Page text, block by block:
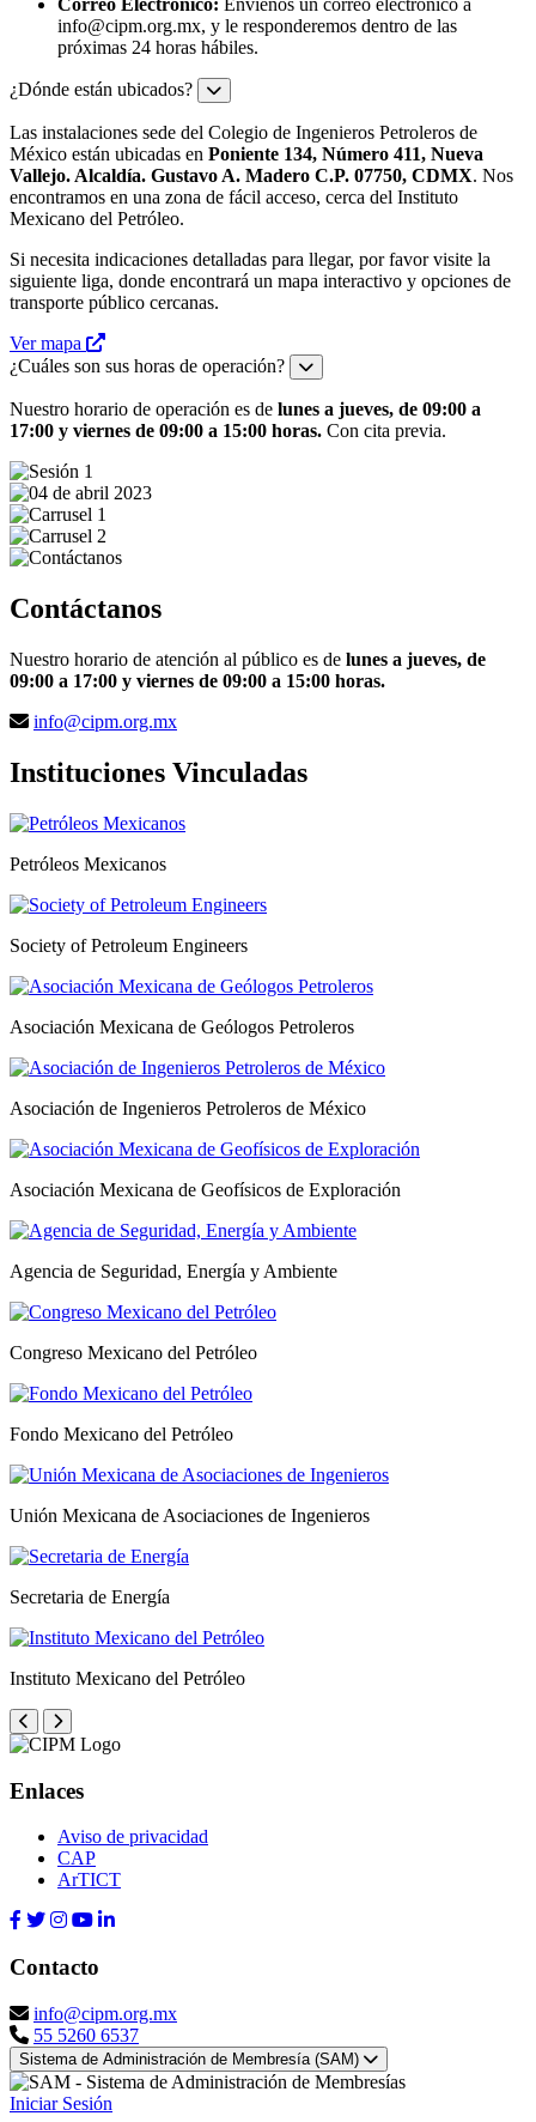
Correo Electrónico: Envíenos un correo electrónico a
info@cipm.org.mx, y le responderemos dentro de las
próximas 24 horas hábiles.
¿Dónde están ubicados?
Las instalaciones sede del Colegio de Ingenieros Petroleros de
México están ubicadas en Poniente 134, Número 411, Nueva
Vallejo. Alcaldía. Gustavo A. Madero C.P. 07750, CDMX. Nos
encontramos en una zona de fácil acceso, cerca del Instituto
Mexicano del Petróleo.
Si necesita indicaciones detalladas para llegar, por favor visite la
siguiente liga, donde encontrará un mapa interactivo y opciones de
transporte público cercanas.
Ver mapa
¿Cuáles son sus horas de operación?
Nuestro horario de operación es de lunes a jueves, de 09:00 a
17:00 y viernes de 09:00 a 15:00 horas. Con cita previa.
Contáctanos
Nuestro horario de atención al público es de lunes a jueves, de
09:00 a 17:00 y viernes de 09:00 a 15:00 horas.
info@cipm.org.mx
Instituciones Vinculadas
Petróleos Mexicanos
Society of Petroleum Engineers
Asociación Mexicana de Geólogos Petroleros
Asociación de Ingenieros Petroleros de México
Asociación Mexicana de Geofísicos de Exploración
Agencia de Seguridad, Energía y Ambiente
Congreso Mexicano del Petróleo
Fondo Mexicano del Petróleo
Unión Mexicana de Asociaciones de Ingenieros
Secretaria de Energía
Instituto Mexicano del Petróleo
Enlaces
Aviso de privacidad
CAP
ArTICT
Contacto
info@cipm.org.mx
55 5260 6537
Sistema de Administración de Membresía (SAM)
Iniciar Sesión